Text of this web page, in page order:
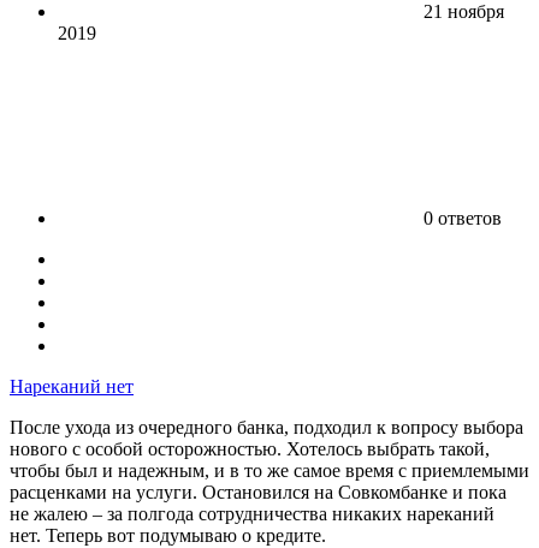
21 ноября
2019
0 ответов
Нареканий нет
После ухода из очередного банка, подходил к вопросу выбора
нового с особой осторожностью. Хотелось выбрать такой,
чтобы был и надежным, и в то же самое время с приемлемыми
расценками на услуги. Остановился на Совкомбанке и пока
не жалею – за полгода сотрудничества никаких нареканий
нет. Теперь вот подумываю о кредите.